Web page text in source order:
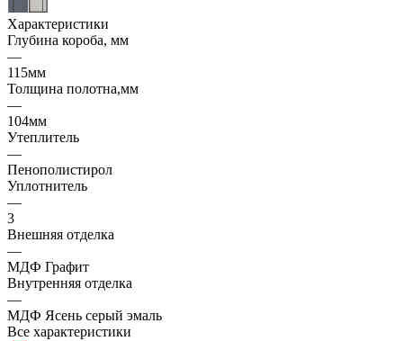
Характеристики
Глубина короба, мм
—
115мм
Толщина полотна,мм
—
104мм
Утеплитель
—
Пенополистирол
Уплотнитель
—
3
Внешняя отделка
—
МДФ Графит
Внутренняя отделка
—
МДФ Ясень серый эмаль
Все характеристики